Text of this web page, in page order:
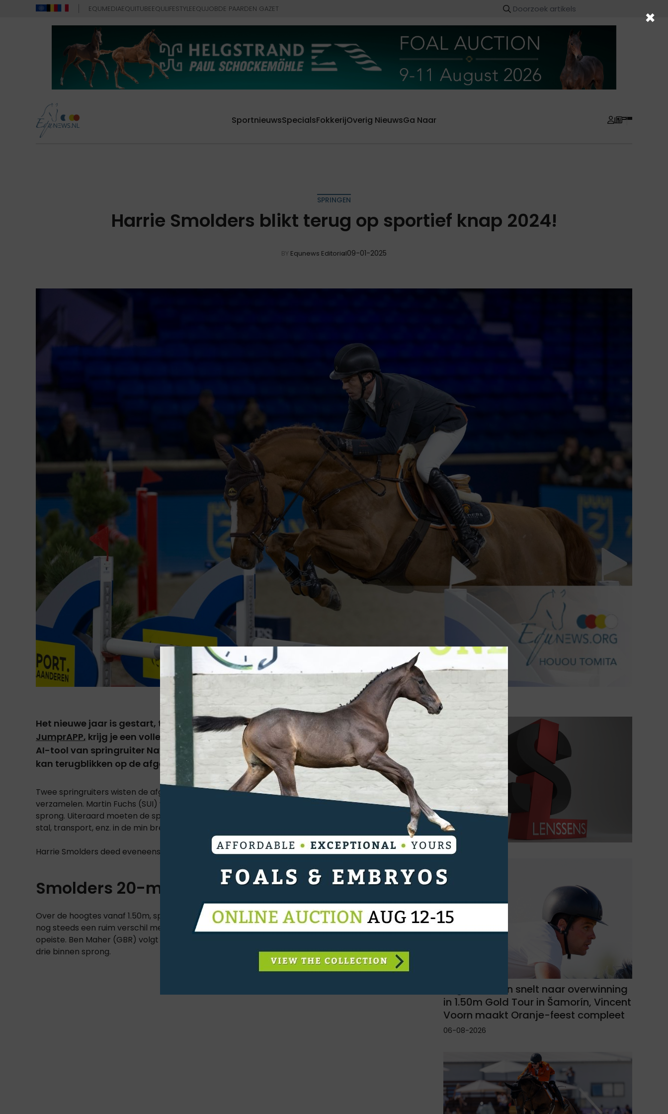
EQUMEDIAEQUITUBEEQULIFESTYLEEQUJOBDE PAARDEN GAZET
SportnieuwsSpecialsFokkerijOverig NieuwsGa Naar
SPRINGEN
Harrie Smolders blikt terug op sportief knap 2024!
BY Equnews Editorial09-01-2025
Het nieuwe jaar is gestart, tijd om even kort terug te blikken op 2024... Dankzij
JumprAPP, krijg je een volledig overzicht van de laatste resultaten en prestaties. De
AI-tool van springruiter Nayel Nassar leert ons zo dat Martin Fuchs heel tevreden
kan terugblikken op de afgelopen 365 dagen ...
Twee springruiters wisten de afgelopen 365 dagen ruim 2.000.000 euro in winstsommen te
verzamelen. Martin Fuchs (SUI) won 2.104.469 euro terwijl Max Kühner (AUT) 2.045.224 euro bijeen
sprong. Uiteraard moeten de springruiters daar nog belastingen, kosten voor het runnen van de
stal, transport, enz. in de min brengen.
Harrie Smolders deed eveneens goede zaken. Smolders sprong € 1.125.029 bijeen.
Smolders 20-maal op het podium
Over de hoogtes vanaf 1.50m, sprong Harrie Smolders maar liefst 20-maal op het podium. Dit is
nog steeds een ruim verschil met Conor Swail (IRL) die maar liefst 39 maal een podiumplaats
opeiste. Ben Maher (GBR) volgt met 36 plaatsingen voor Steve Guerdat (SUI) die 34 keer de top
drie binnen sprong.
Rogier Linssen snelt naar overwinning
in 1.50m Gold Tour in Šamorín, Vincent
Voorn maakt Oranje-feest compleet
06-08-2026
×